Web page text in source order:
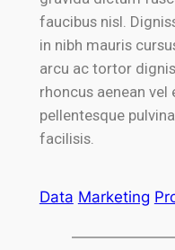
faucibus nisl.
in nibh mauris
arcu ac tortor
rhoncus aenean
pellentesque
facilisis.
Data Marketing